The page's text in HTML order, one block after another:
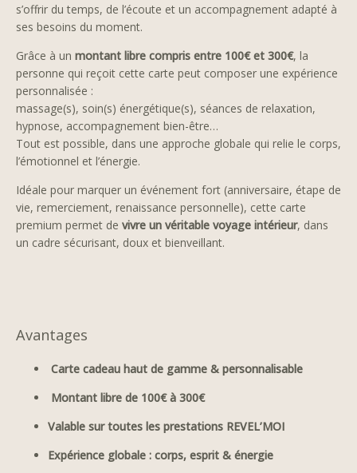
s’offrir du temps, de l’écoute et un accompagnement adapté à
ses besoins du moment.
Grâce à un montant libre compris entre 100€ et 300€, la
personne qui reçoit cette carte peut composer une expérience
personnalisée :
massage(s), soin(s) énergétique(s), séances de relaxation,
hypnose, accompagnement bien-être…
Tout est possible, dans une approche globale qui relie le corps,
l’émotionnel et l’énergie.
Idéale pour marquer un événement fort (anniversaire, étape de
vie, remerciement, renaissance personnelle), cette carte
premium permet de vivre un véritable voyage intérieur, dans
un cadre sécurisant, doux et bienveillant.
Avantages
Carte cadeau haut de gamme & personnalisable
Montant libre de 100€ à 300€
Valable sur toutes les prestations REVEL’MOI
Expérience globale : corps, esprit & énergie